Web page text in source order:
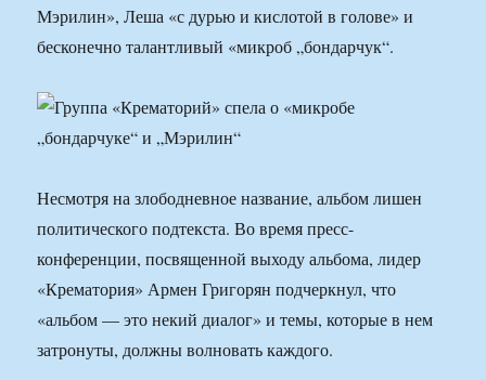
Мэрилин», Леша «с дурью и кислотой в голове» и
бесконечно талантливый «микроб „бондарчук“.
Несмотря на злободневное название, альбом лишен
политического подтекста. Во время пресс-
конференции, посвященной выходу альбома, лидер
«Крематория» Армен Григорян подчеркнул, что
«альбом — это некий диалог» и темы, которые в нем
затронуты, должны волновать каждого.